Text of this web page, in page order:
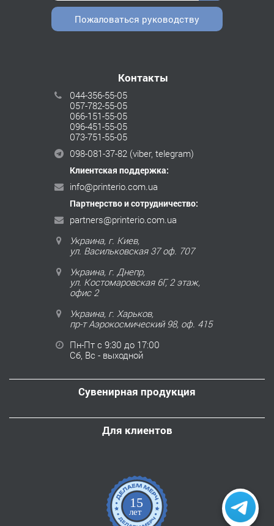
Пожаловаться руководству
Контакты
044-356-55-05
057-782-55-05
066-151-55-05
096-451-55-05
073-751-55-05
098-081-37-82 (viber, telegram)
Клиентская поддержка:
info@printerio.com.ua
Партнерство и сотрудничество:
partners@printerio.com.ua
Украина, г. Киев,
ул. Васильковская 37 оф. 707
Украина, г. Днепр,
ул. Костомаровская 6Г, 2 этаж,
офис 2
Украина, г. Харьков,
пр-т Аэрокосмический 98, оф. 415
Пн-Пт с 9:30 до 17:00
Сб, Вс - выходной
Сувенирная продукция
Для клиентов
15
лет